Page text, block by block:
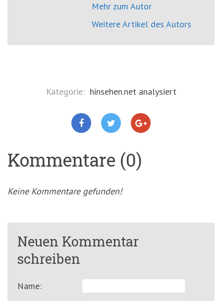
Mehr zum Autor
Weitere Artikel des Autors
Kategorie: hinsehen.net analysiert
Kommentare (0)
Keine Kommentare gefunden!
Neuen Kommentar
schreiben
Name: